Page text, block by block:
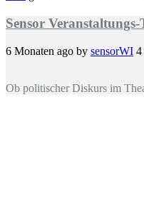
Sensor
6 Monaten ago by sensorWI 4
Ob politischer Diskurs im